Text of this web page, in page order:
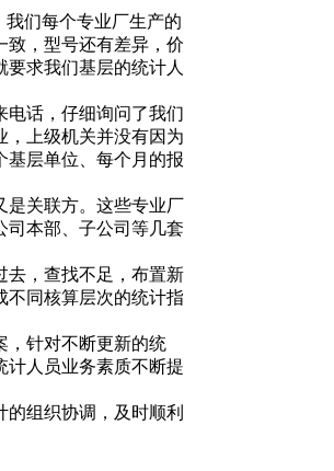
们每个专业厂生产的
致，型号还有差异，价
求我们基层的统计人
电话，仔细询问了我们
，上级机关并没有因为
基层单位、每个月的报
是关联方。这些专业厂
司本部、子公司等几套
去，查找不足，布置新
不同核算层次的统计指
，针对不断更新的统
计人员业务素质不断提
组织协调，及时顺利